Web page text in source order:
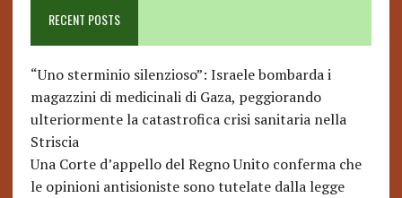
RECENT POSTS
“Uno sterminio silenzioso”: Israele bombarda i
magazzini di medicinali di Gaza, peggiorando
ulteriormente la catastrofica crisi sanitaria nella
Striscia
Una Corte d’appello del Regno Unito conferma che
le opinioni antisioniste sono tutelate dalla legge